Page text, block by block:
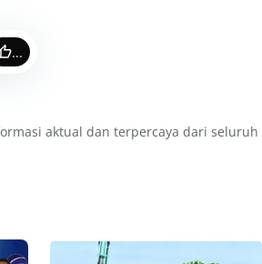
...
aktual dan terpercaya dari seluruh